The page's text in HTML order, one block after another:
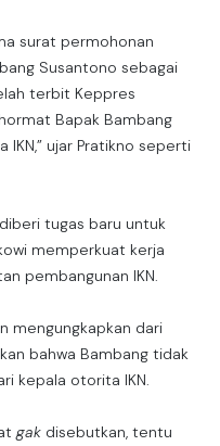
surat permohonan
Susantono sebagai
terbit Keppres
Bapak Bambang
ujar Pratikno seperti
tugas baru untuk
memperkuat kerja
pembangunan IKN.
mengungkapkan dari
bahwa Bambang tidak
kepala otorita IKN.
gak disebutkan, tentu